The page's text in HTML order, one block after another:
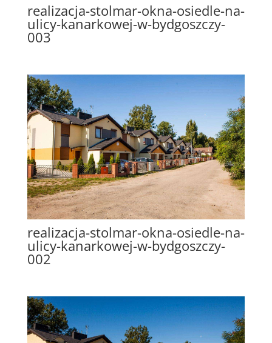
realizacja-stolmar-okna-osiedle-na-
ulicy-kanarkowej-w-bydgoszczy-
003
realizacja-stolmar-okna-osiedle-na-
ulicy-kanarkowej-w-bydgoszczy-
002